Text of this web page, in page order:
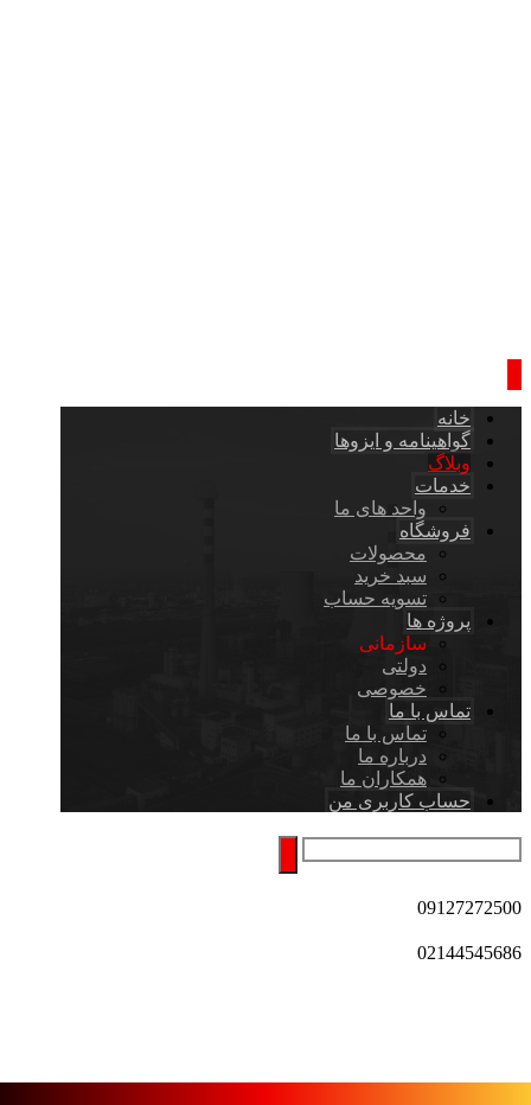
خانه
گواهینامه و ایزوها
وبلاگ
خدمات
واحد های ما
فروشگاه
محصولات
سبد خرید
تسویه حساب
پروژه ها
سازمانی
دولتی
خصوصی
تماس با ما
تماس با ما
درباره ما
همکاران ما
حساب کاربری من
09127272500
02144545686